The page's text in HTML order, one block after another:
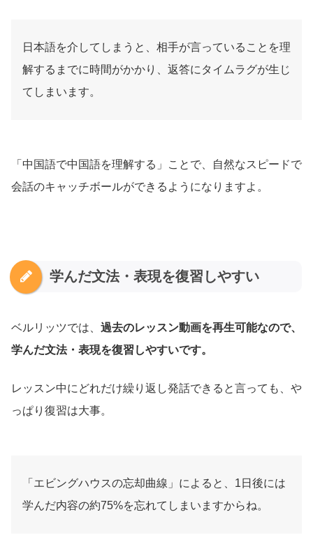
日本語を介してしまうと、相手が言っていることを理
解するまでに時間がかかり、返答にタイムラグが生じ
てしまいます。
「中国語で中国語を理解する」ことで、自然なスピードで
会話のキャッチボールができるようになりますよ。
学んだ文法・表現を復習しやすい
ベルリッツでは、 過去のレッスン動画を再生可能なので、
学んだ文法・表現を復習しやすいです。
レッスン中にどれだけ繰り返し発話できると言っても、や
っぱり復習は大事。
「エビングハウスの忘却曲線」によると、1日後には
学んだ内容の約75%を忘れてしまいますからね。